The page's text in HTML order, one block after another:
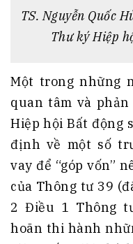
TS. Nguyễn Quốc
Thư ký Hiệp
Một trong những
quan tâm và
Hiệp hội Bất động
định về một số
vay để “góp vốn”
của Thông tư 39
2 Điều 1 Thông
hoãn thi hành